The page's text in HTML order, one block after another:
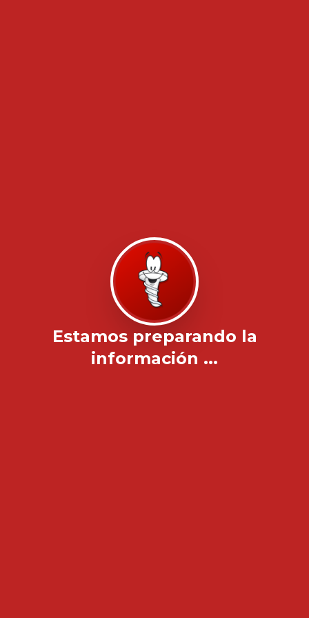
Estamos preparando la
información ...